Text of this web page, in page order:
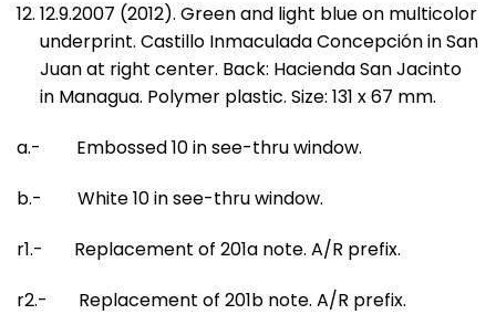
12.9.2007 (2012). Green and light blue on multicolor
underprint. Castillo Inmaculada Concepción in San
Juan at right center. Back: Hacienda San Jacinto
in Managua. Polymer plastic. Size: 131 x 67 mm.
a.- Embossed 10 in see-thru window.
b.- White 10 in see-thru window.
r1.- Replacement of 201a note. A/R prefix.
r2.- Replacement of 201b note. A/R prefix.